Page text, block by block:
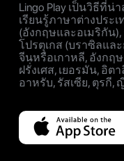
Lingo Play เป็นวิธีที่
เรียนรู้ภาษาต่างประ
(อังกฤษและอเมริกัน),
โปรตุเกส (บราซิลแล
จีนหรือเกาหลี, อังกฤ
ฝรั่งเศส, เยอรมัน, อิต
อาหรับ, รัสเซีย, ตุรกี,